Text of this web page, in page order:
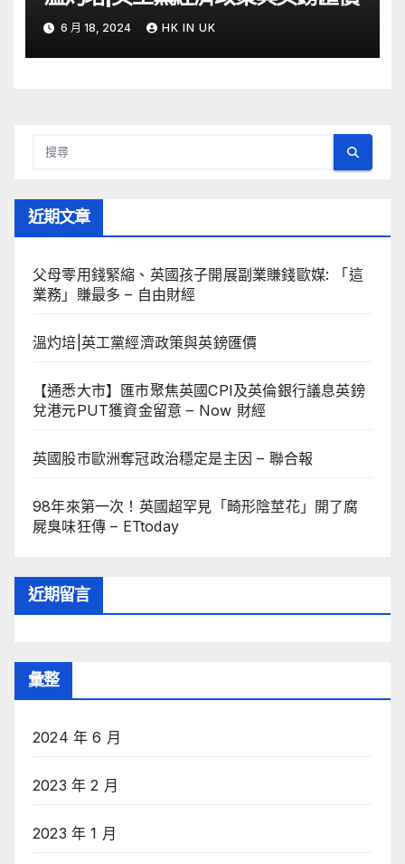
6 月 18, 2024 HK IN UK
近期文章
父母零用錢緊縮、英國孩子開展副業賺錢歐媒: 「這
業務」賺最多 – 自由財經
溫灼培|英工黨經濟政策與英鎊匯價
【通悉大市】匯市聚焦英國CPI及英倫銀行議息英鎊
兌港元PUT獲資金留意 – Now 財經
英國股市歐洲奪冠政治穩定是主因 – 聯合報
98年來第一次！英國超罕見「畸形陰莖花」開了腐
屍臭味狂傳 – ETtoday
近期留言
彙整
2024 年 6 月
2023 年 2 月
2023 年 1 月